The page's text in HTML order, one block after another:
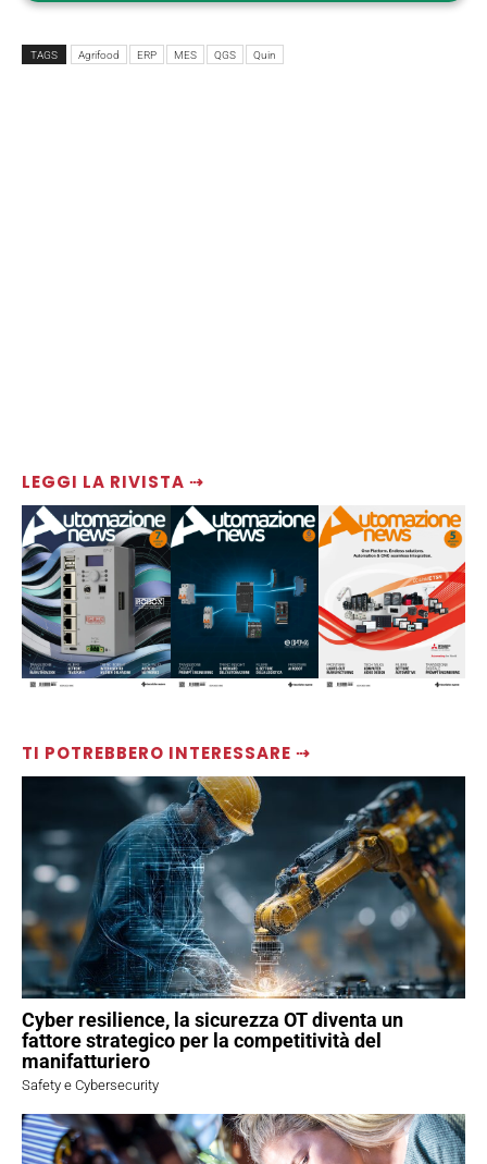
LEGGI LA RIVISTA ⇢
TI POTREBBERO INTERESSARE ⇢
Cyber resilience, la sicurezza OT diventa un
fattore strategico per la competitività del
manifatturiero
Safety e Cybersecurity
TAGS Agrifood ERP MES QGS Quin